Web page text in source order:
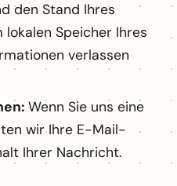
den Stand Ihres
lokalen Speicher Ihres
verlassen
Wenn Sie uns eine
wir Ihre E-Mail-
Ihrer Nachricht.